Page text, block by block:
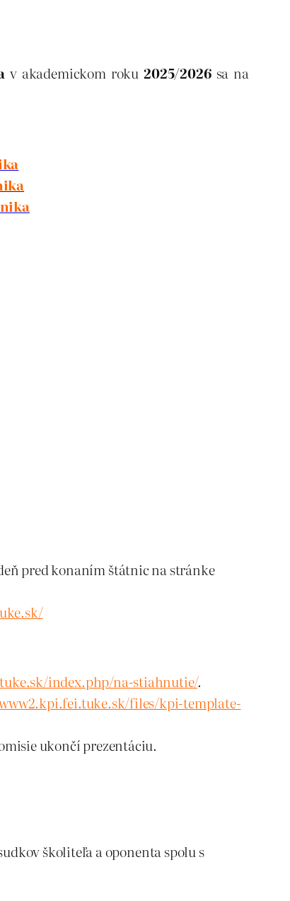
v akademickom roku2025/2026sa na
pred konaním štátnic na stránke
index.php/na-stiahnutie/.
files/kpi-template-
ukončí prezentáciu.
školiteľa a oponenta spolu s